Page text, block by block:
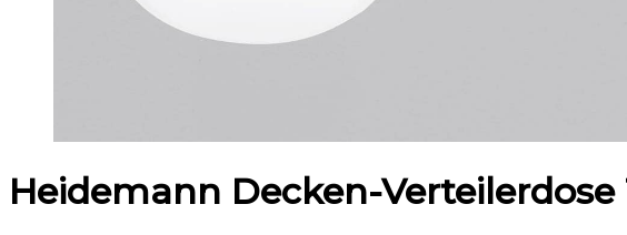
Heidemann Decken-